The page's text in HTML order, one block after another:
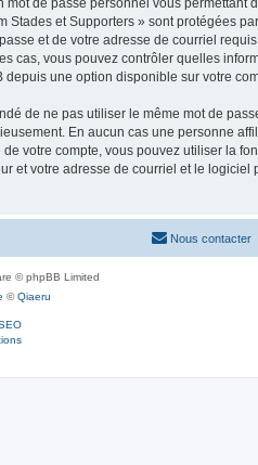
et Supporters » sont protégées
et de votre adresse de courriel
cas, vous pouvez contrôler quelles
une option disponible sur votre
de ne pas utiliser le même mot de
En aucun cas une personne
votre compte, vous pouvez utiliser la
et votre adresse de courriel et le
Nous contacter
© phpBB Limited
©Qiaeru